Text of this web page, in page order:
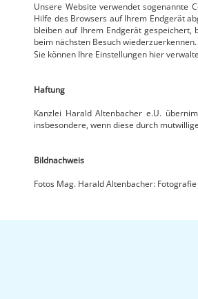
Unsere Website verwendet sogenannte
Hilfe des Browsers auf Ihrem Endgerät
bleiben auf Ihrem Endgerät gespeichert,
beim nächsten Besuch wiederzuerkennen.
Sie können Ihre Einstellungen hier
Haftung
Kanzlei Harald Altenbacher e.U.
insbesondere, wenn diese durch
Bildnachweis
Fotos Mag. Harald Altenbacher: